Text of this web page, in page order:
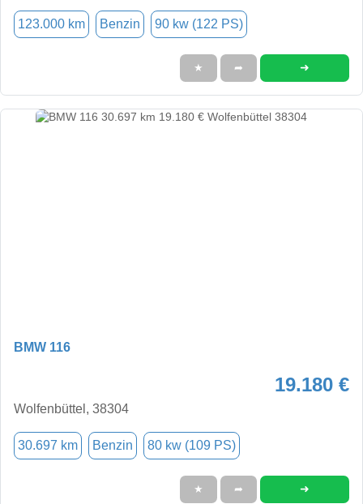
123.000 km Benzin 90 kw (122 PS)
★ ➦ ➜
BMW 116
19.180 €
Wolfenbüttel, 38304
30.697 km Benzin 80 kw (109 PS)
★ ➦ ➜